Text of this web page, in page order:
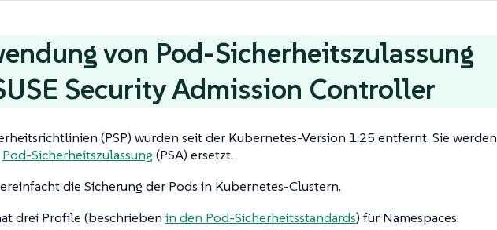
von Pod-Sicherheitszulassung
Security Admission Controller
(PSP) wurden seit der Kubernetes-Version 1.25 entfernt. Sie werden
Pod-Sicherheitszulassung (PSA) ersetzt.
die Sicherung der Pods in Kubernetes-Clustern.
drei Profile (beschrieben in den Pod-Sicherheitsstandards) für Namespaces: